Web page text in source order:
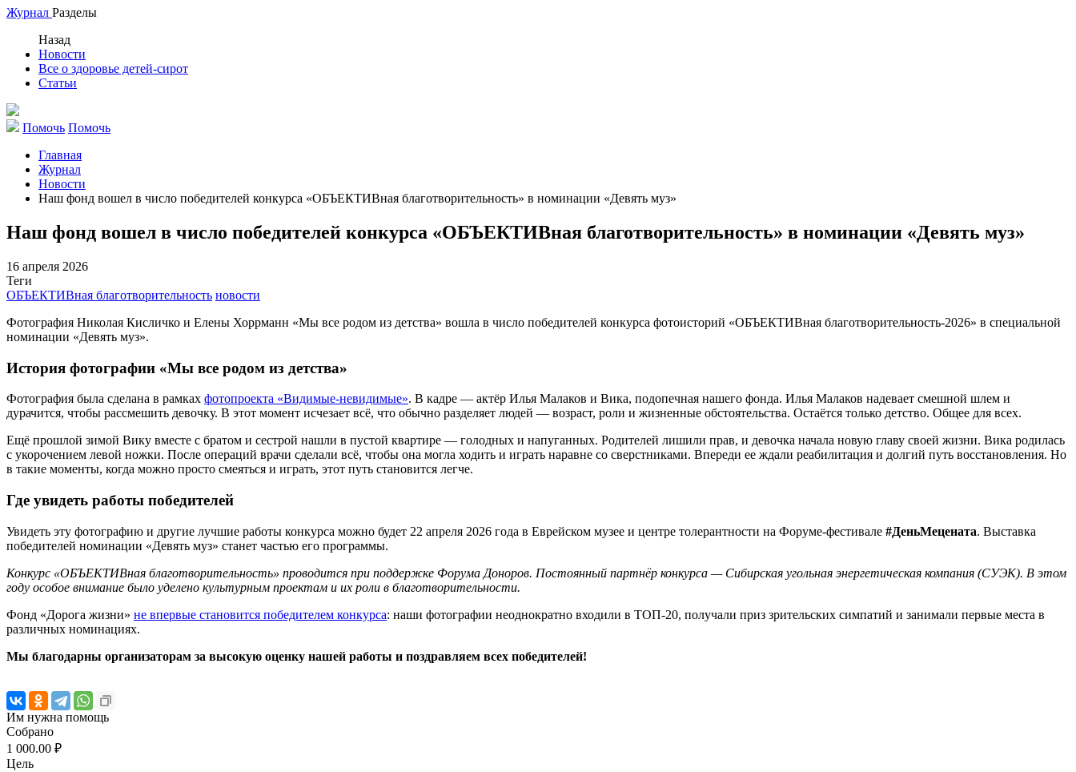
Журнал Разделы
Назад
Новости
Все о здоровье детей-сирот
Статьи
Помочь Помочь
Главная
Журнал
Новости
Наш фонд вошел в число победителей конкурса «ОБЪЕКТИВная благотворительность» в номинации «Девять муз»
Наш фонд вошел в число победителей конкурса «ОБЪЕКТИВная благотворительность» в номинации «Девять муз»
16 апреля 2026
Теги
ОБЪЕКТИВная благотворительность новости
Фотография Николая Кисличко и Елены Хоррманн «Мы все родом из детства» вошла в число победителей конкурса фотоисторий «ОБЪЕКТИВная благотворительность-2026» в специальной
номинации «Девять муз».
История фотографии «Мы все родом из детства»
Фотография была сделана в рамках фотопроекта «Видимые-невидимые». В кадре — актёр Илья Малаков и Вика, подопечная нашего фонда. Илья Малаков надевает смешной шлем и
дурачится, чтобы рассмешить девочку. В этот момент исчезает всё, что обычно разделяет людей — возраст, роли и жизненные обстоятельства. Остаётся только детство. Общее для всех.
Ещё прошлой зимой Вику вместе с братом и сестрой нашли в пустой квартире — голодных и напуганных. Родителей лишили прав, и девочка начала новую главу своей жизни. Вика родилась
с укорочением левой ножки. После операций врачи сделали всё, чтобы она могла ходить и играть наравне со сверстниками. Впереди ее ждали реабилитация и долгий путь восстановления. Но
в такие моменты, когда можно просто смеяться и играть, этот путь становится легче.
Где увидеть работы победителей
Увидеть эту фотографию и другие лучшие работы конкурса можно будет 22 апреля 2026 года в Еврейском музее и центре толерантности на Форуме-фестивале #ДеньМецената. Выставка
победителей номинации «Девять муз» станет частью его программы.
Конкурс «ОБЪЕКТИВная благотворительность» проводится при поддержке Форума Доноров. Постоянный партнёр конкурса — Сибирская угольная энергетическая компания (СУЭК). В этом
году особое внимание было уделено культурным проектам и их роли в благотворительности.
Фонд «Дорога жизни» не впервые становится победителем конкурса: наши фотографии неоднократно входили в ТОП-20, получали приз зрительских симпатий и занимали первые места в
различных номинациях.
Мы благодарны организаторам за высокую оценку нашей работы и поздравляем всех победителей!
Им нужна помощь
Собрано
1 000.00 ₽
Цель